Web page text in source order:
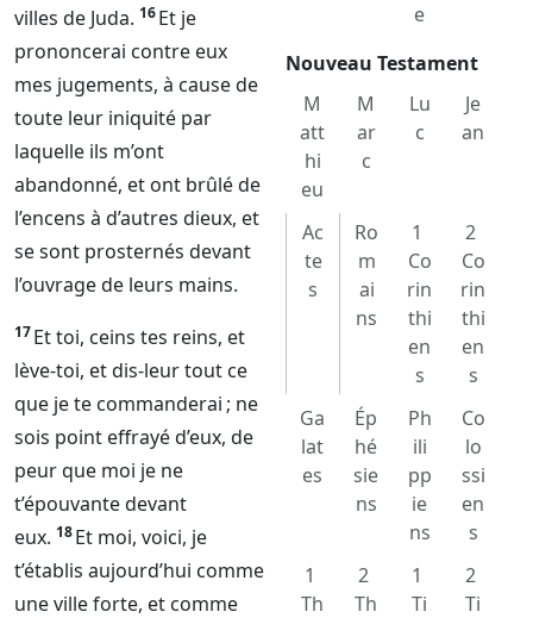
villes de Juda. 16Et je
prononcerai contre eux
mes jugements, à cause de
toute leur iniquité par
laquelle ils m’ont
abandonné, et ont brûlé de
l’encens à d’autres dieux, et
se sont prosternés devant
l’ouvrage de leurs mains.
17Et toi, ceins tes reins, et
lève-toi, et dis-leur tout ce
que je te commanderai ; ne
sois point effrayé d’eux, de
peur que moi je ne
t’épouvante devant
eux. 18Et moi, voici, je
t’établis aujourd’hui comme
une ville forte, et comme
e
Nouveau Testament
M
att
hi
eu
M
ar
c
Lu
c
Je
an
Ac
te
s
Ro
m
ai
ns
1
Co
rin
thi
en
s
2
Co
rin
thi
en
s
Ga
lat
es
Ép
hé
sie
ns
Ph
ili
pp
ie
ns
Co
lo
ssi
en
s
1
Th
2
Th
1
Ti
2
Ti